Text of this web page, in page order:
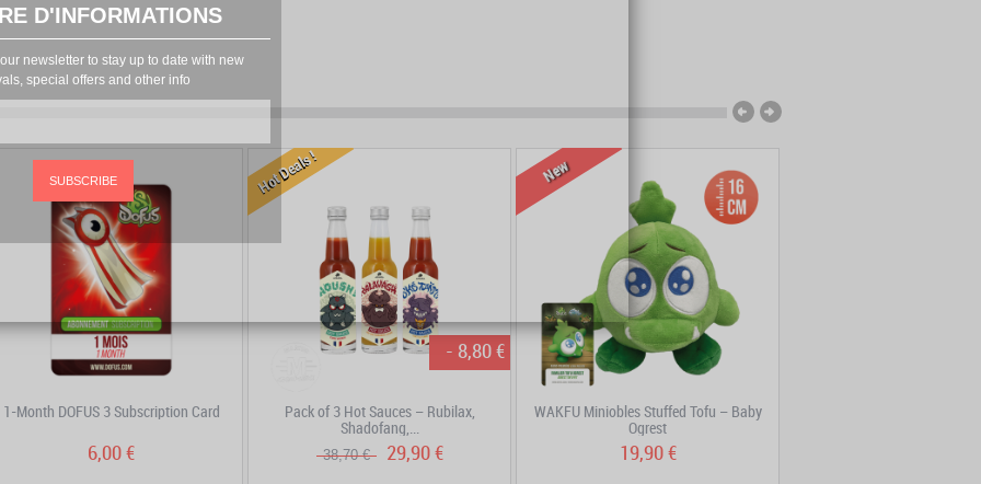
D'INFORMATIONS
newsletter to stay up to date with new
special offers and other info
SUBSCRIBE
1-Month DOFUS 3 Subscription Card
6,00 €
- 8,80 €
Hot Deals !
Pack of 3 Hot Sauces – Rubilax,
Shadofang,...
38,70 € 29,90 €
New
WAKFU Miniobles Stuffed Tofu – Baby
Ogrest
19,90 €